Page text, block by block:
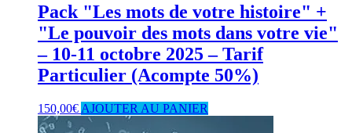
Pack "Les mots de votre histoire" +
"Le pouvoir des mots dans votre vie"
– 10-11 octobre 2025 – Tarif
Particulier (Acompte 50%)
150,00€ AJOUTER AU PANIER